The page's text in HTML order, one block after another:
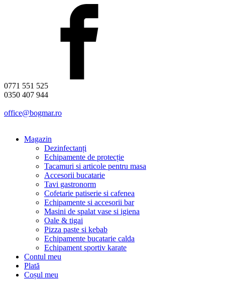
0771 551 525
0350 407 944
office@bogmar.ro
Magazin
Dezinfectanți
Echipamente de protecție
Tacamuri si articole pentru masa
Accesorii bucatarie
Tavi gastronorm
Cofetarie patiserie si cafenea
Echipamente si accesorii bar
Masini de spalat vase si igiena
Oale & tigai
Pizza paste si kebab
Echipamente bucatarie calda
Echipament sportiv karate
Contul meu
Plată
Coșul meu